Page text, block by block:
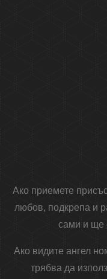
Ако приемете
любов, подкрепа и
сами и ще
Ако видите ангел
трябва да